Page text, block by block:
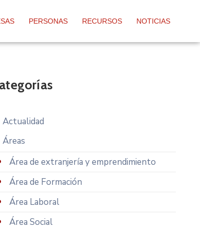
PERSONAS RECURSOS NOTICIAS
Actualidad
Áreas
Área de extranjería y emprendimiento
Área de Formación
Área Laboral
Área Social